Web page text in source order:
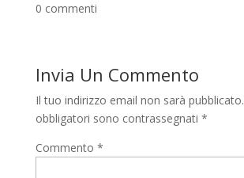
0 commenti
Invia Un Commento
Il tuo indirizzo email non sarà pubblicato.
obbligatori sono contrassegnati *
Commento *